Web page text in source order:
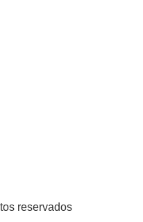
reservados